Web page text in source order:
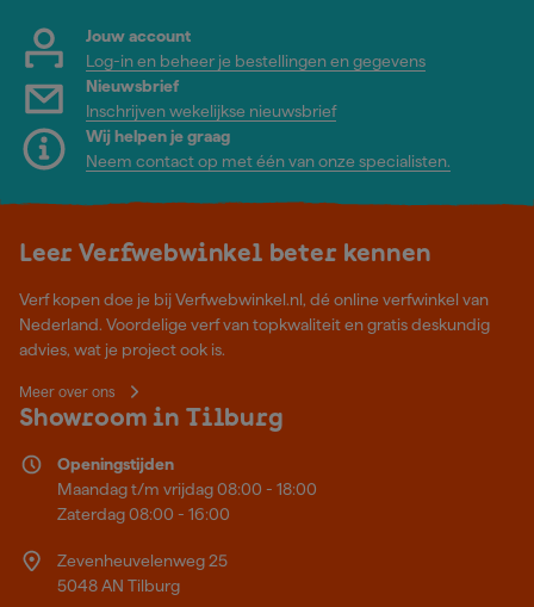
Jouw account
Log-in en beheer je bestellingen en gegevens
Nieuwsbrief
Inschrijven wekelijkse nieuwsbrief
Wij helpen je graag
Neem contact op met één van onze specialisten.
Leer Verfwebwinkel beter kennen
Verf kopen doe je bij Verfwebwinkel.nl, dé online verfwinkel van
Nederland. Voordelige verf van topkwaliteit en gratis deskundig
advies, wat je project ook is.
Meer over ons
Showroom in Tilburg
Openingstijden
Maandag t/m vrijdag 08:00 - 18:00
Zaterdag 08:00 - 16:00
Zevenheuvelenweg 25
5048 AN Tilburg